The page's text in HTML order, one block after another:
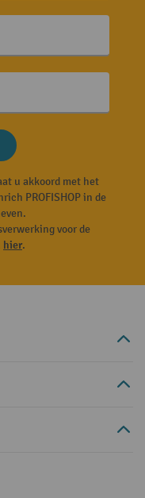
u akkoord met het
PROFISHOP in de
voor de
hier.